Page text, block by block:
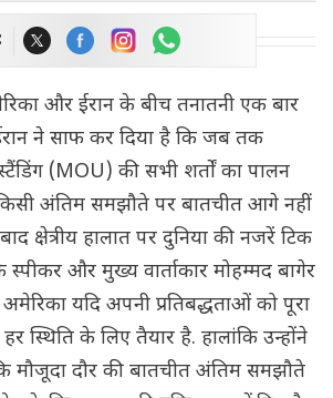
और ईरान के बीच तनातनी एक बार
ने साफ कर दिया है कि जब तक
(MOU) की सभी शर्तों का पालन
अंतिम समझौते पर बातचीत आगे नहीं
क्षेत्रीय हालात पर दुनिया की नजरें टिक
और मुख्य वार्ताकार मोहम्मद बागेर
यदि अपनी प्रतिबद्धताओं को पूरा
स्थिति के लिए तैयार है. हालांकि उन्होंने
मौजूदा दौर की बातचीत अंतिम समझौते